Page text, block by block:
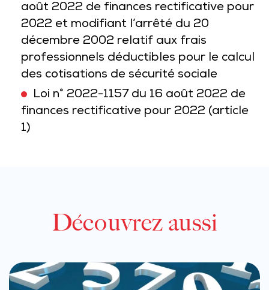
août 2022 de finances rectificative pour
2022 et modifiant l’arrêté du 20
décembre 2002 relatif aux frais
professionnels déductibles pour le calcul
des cotisations de sécurité sociale
Loi n° 2022-1157 du 16 août 2022 de
finances rectificative pour 2022 (article
1)
Découvrez aussi